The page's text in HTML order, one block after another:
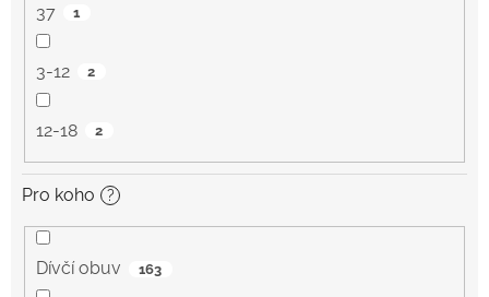
37 1
3-12 2
12-18 2
Pro koho ?
Dívčí obuv 163